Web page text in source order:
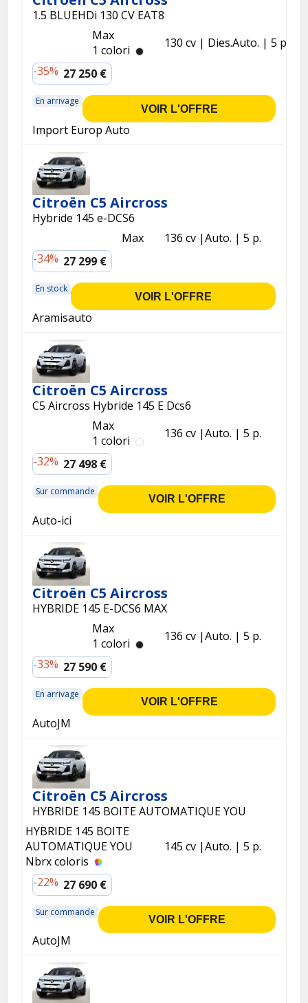
1.5 BLUEHDi 130 CV EAT8
Max
1 colori
130 cv Dies.Auto.
5 p.
-35% 27 250 €
En arrivage
VOIR L'OFFRE
Import Europ Auto
Citroën C5 Aircross
Hybride 145 e-DCS6
Max
136 cv Auto.
5 p.
-34% 27 299 €
En stock
VOIR L'OFFRE
Aramisauto
Citroën C5 Aircross
C5 Aircross Hybride 145 E Dcs6
Max
1 colori
136 cv Auto.
5 p.
-32% 27 498 €
Sur commande
VOIR L'OFFRE
Auto-ici
Citroën C5 Aircross
HYBRIDE 145 E-DCS6 MAX
Max
1 colori
136 cv Auto.
5 p.
-33% 27 590 €
En arrivage
VOIR L'OFFRE
AutoJM
Citroën C5 Aircross
HYBRIDE 145 BOITE AUTOMATIQUE YOU
HYBRIDE 145 BOITE
AUTOMATIQUE YOU
Nbrx coloris
145 cv Auto. 5 p.
-22% 27 690 €
Sur commande
VOIR L'OFFRE
AutoJM